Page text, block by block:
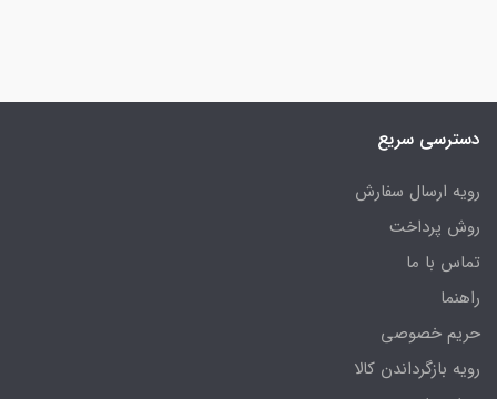
دسترسی سریع
رویه ارسال سفارش
روش پرداخت
تماس با ما
راهنما
حریم خصوصی
رویه‌ بازگرداندن کالا